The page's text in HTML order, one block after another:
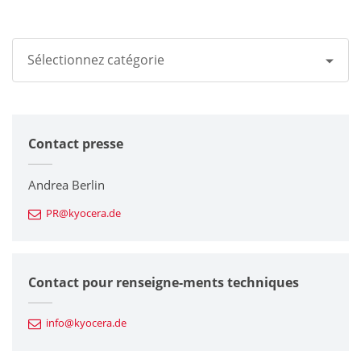
Sélectionnez catégorie
Groupe Kyocera
Imprimantes / Multifonctions
Composants en céramique fine
Composants automobiles
Contact presse
Andrea Berlin
PR@kyocera.de
Contact pour renseigne-ments techniques
info@kyocera.de